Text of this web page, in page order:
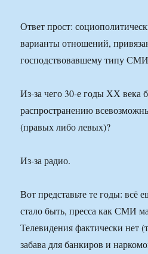
Ответ прост:
варианты отношений,
господствовавшему типу
Из-за чего 30-е годы ХХ века
распространению
(правых либо левых)?
Из-за радио.
Вот представьте те годы: всё
стало быть, пресса как СМИ
Телевидения фактически нет
забава для банкиров и